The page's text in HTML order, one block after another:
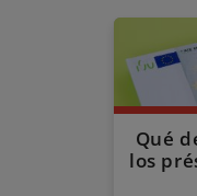
Qué
los